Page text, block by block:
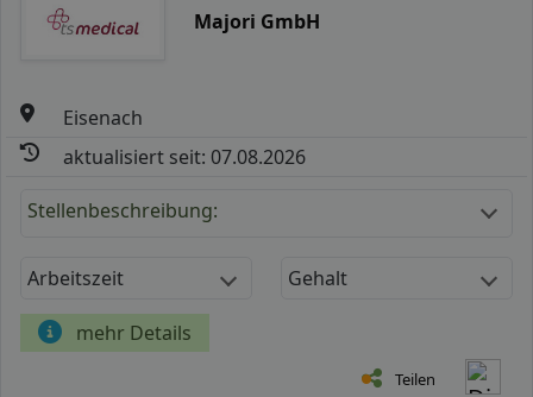
Majori GmbH
Eisenach
aktualisiert seit: 07.08.2026
Stellenbeschreibung:
Arbeitszeit Gehalt
mehr Details
Teilen